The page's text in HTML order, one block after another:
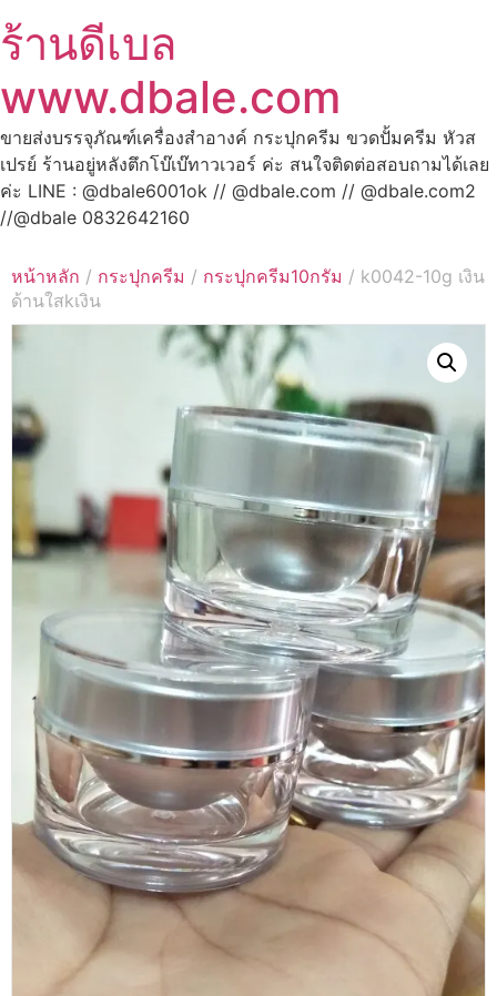
ร้านดีเบล
www.dbale.com
ขายส่งบรรจุภัณฑ์เครื่องสำอางค์ กระปุกครีม ขวดปั้มครีม หัวส
เปรย์ ร้านอยู่หลังตึกโบ๊เบ๊ทาวเวอร์ ค่ะ สนใจติดต่อสอบถามได้เลย
ค่ะ LINE : @dbale6001ok // @dbale.com // @dbale.com2
//@dbale 0832642160
หน้าหลัก / กระปุกครีม / กระปุกครีม10กรัม / k0042-10g เงิน
ด้านใสkเงิน